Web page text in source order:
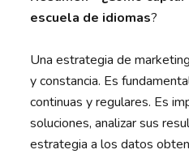
escuela de idiomas?
Una estrategia de
y constancia. Es
continuas y regulares. Es
soluciones, analizar sus
estrategia a los datos